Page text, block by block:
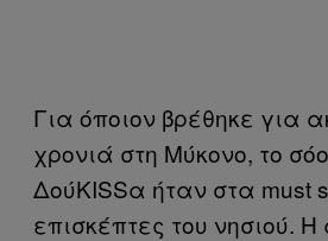
Για όποιον βρέθηκε για
χρονιά στη Μύκονο, το
ΔούKISSα ήταν στα must
επισκέπτες του νησιού.